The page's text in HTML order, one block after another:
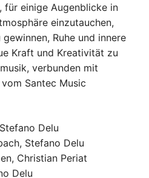
für einige Augenblicke in
einzutauchen,
Ruhe und innere
Kraft und Kreativität zu
verbunden mit
Santec Music
Delu
Stefano Delu
Christian Periat
Delu